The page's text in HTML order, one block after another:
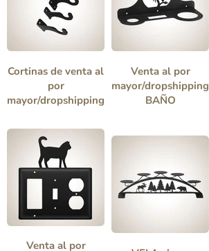
Cortinas de venta al
por
mayor/dropshipping
Venta al por
mayor/dropshipping
BAÑO
Venta al por